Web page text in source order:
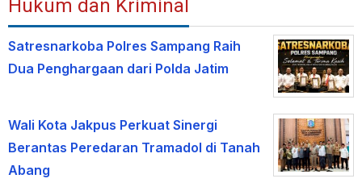
Hukum dan Kriminal
Satresnarkoba Polres Sampang Raih
Dua Penghargaan dari Polda Jatim
Wali Kota Jakpus Perkuat Sinergi
Berantas Peredaran Tramadol di Tanah
Abang